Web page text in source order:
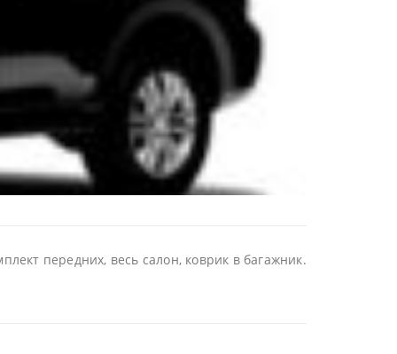
передних, весь салон, коврик в багажник.